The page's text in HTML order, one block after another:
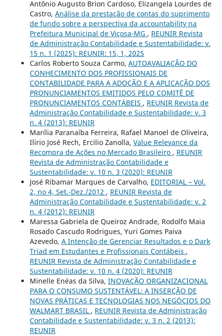
Antônio Augusto Brion Cardoso, Elizangela Lourdes de
Castro, Análise da prestação de contas do suprimento
de fundo sobre a perspectiva da accountability na
Prefeitura Municipal de Viçosa-MG , REUNIR Revista
de Administração Contabilidade e Sustentabilidade: v.
15 n. 1 (2025): REUNIR: 15, 1, 2025
Carlos Roberto Souza Carmo, AUTOAVALIAÇÃO DO
CONHECIMENTO DOS PROFISSIONAIS DE
CONTABILIDADE PARA A ADOÇÃO E A APLICAÇÃO DOS
PRONUNCIAMENTOS EMITIDOS PELO COMITÊ DE
PRONUNCIAMENTOS CONTÁBEIS , REUNIR Revista de
Administração Contabilidade e Sustentabilidade: v. 3
n. 4 (2013): REUNIR
Marília Paranaíba Ferreira, Rafael Manoel de Oliveira,
Ilírio José Rech, Ercilio Zanolla, Value Relevance da
Recompra de Ações no Mercado Brasileiro , REUNIR
Revista de Administração Contabilidade e
Sustentabilidade: v. 10 n. 3 (2020): REUNIR
José Ribamar Marques de Carvalho, EDITORIAL – Vol.
2, no 4, Set.-Dez./2012 , REUNIR Revista de
Administração Contabilidade e Sustentabilidade: v. 2
n. 4 (2012): REUNIR
Maressa Gabriela de Queiroz Andrade, Rodolfo Maia
Rosado Cascudo Rodrigues, Yuri Gomes Paiva
Azevedo, A Intenção de Gerenciar Resultados e o Dark
Triad em Estudantes e Profissionais Contábeis ,
REUNIR Revista de Administração Contabilidade e
Sustentabilidade: v. 10 n. 4 (2020): REUNIR
Minelle Enéas da Silva, INOVAÇÃO ORGANIZACIONAL
PARA O CONSUMO SUSTENTÁVEL: A INSERÇÃO DE
NOVAS PRÁTICAS E TECNOLOGIAS NOS NEGÓCIOS DO
WALMART BRASIL , REUNIR Revista de Administração
Contabilidade e Sustentabilidade: v. 3 n. 2 (2013):
REUNIR